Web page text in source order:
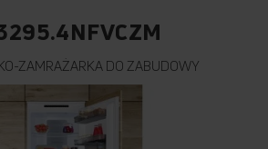
ZAMRAŻARKA DO ZABUDOWY